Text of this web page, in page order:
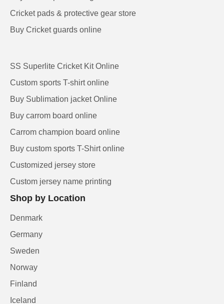
Cricket pads & protective gear store
Buy Cricket guards online
SS Superlite Cricket Kit Online
Custom sports T-shirt online
Buy Sublimation jacket Online
Buy carrom board online
Carrom champion board online
Buy custom sports T-Shirt online
Customized jersey store
Custom jersey name printing
Shop by Location
Denmark
Germany
Sweden
Norway
Finland
Iceland